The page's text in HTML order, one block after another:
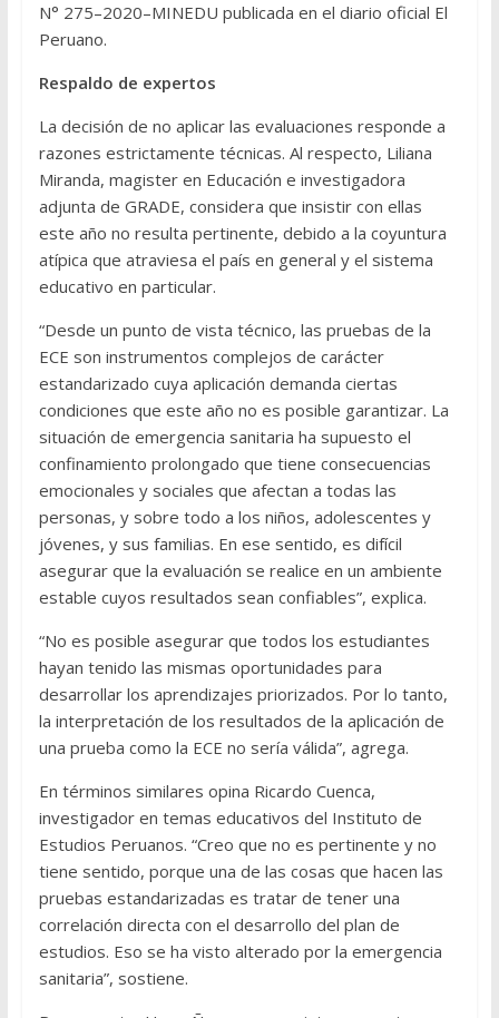
N° 275–2020–MINEDU publicada en el diario oficial El
Peruano.
Respaldo de expertos
La decisión de no aplicar las evaluaciones responde a
razones estrictamente técnicas. Al respecto, Liliana
Miranda, magister en Educación e investigadora
adjunta de GRADE, considera que insistir con ellas
este año no resulta pertinente, debido a la coyuntura
atípica que atraviesa el país en general y el sistema
educativo en particular.
“Desde un punto de vista técnico, las pruebas de la
ECE son instrumentos complejos de carácter
estandarizado cuya aplicación demanda ciertas
condiciones que este año no es posible garantizar. La
situación de emergencia sanitaria ha supuesto el
confinamiento prolongado que tiene consecuencias
emocionales y sociales que afectan a todas las
personas, y sobre todo a los niños, adolescentes y
jóvenes, y sus familias. En ese sentido, es difícil
asegurar que la evaluación se realice en un ambiente
estable cuyos resultados sean confiables”, explica.
“No es posible asegurar que todos los estudiantes
hayan tenido las mismas oportunidades para
desarrollar los aprendizajes priorizados. Por lo tanto,
la interpretación de los resultados de la aplicación de
una prueba como la ECE no sería válida”, agrega.
En términos similares opina Ricardo Cuenca,
investigador en temas educativos del Instituto de
Estudios Peruanos. “Creo que no es pertinente y no
tiene sentido, porque una de las cosas que hacen las
pruebas estandarizadas es tratar de tener una
correlación directa con el desarrollo del plan de
estudios. Eso se ha visto alterado por la emergencia
sanitaria”, sostiene.